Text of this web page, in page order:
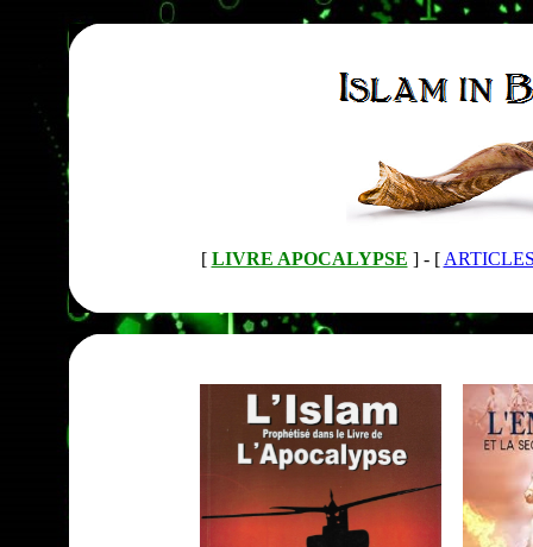
[ LIVRE APOCALYPSE ] - [